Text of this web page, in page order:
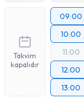
Takvim
kapalıdır
09:00
10:00
11:00
12:00
13:00